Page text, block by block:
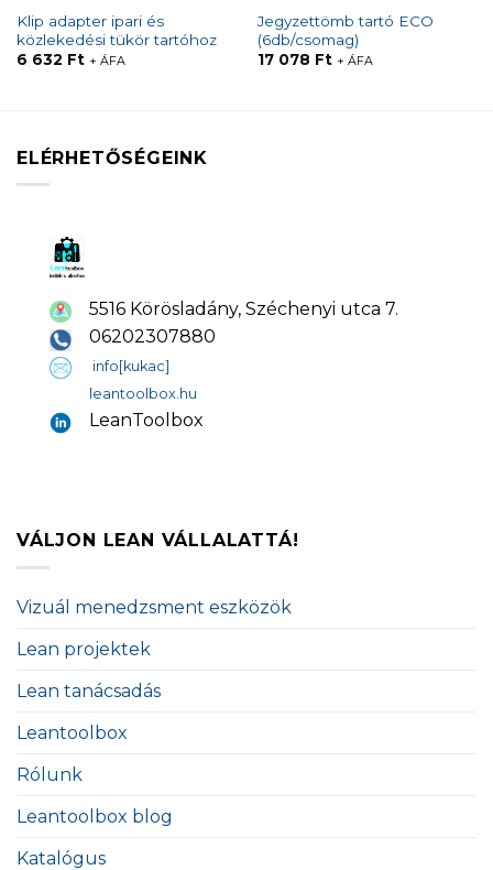
Klip adapter ipari és
közlekedési tükör tartóhoz
6 632 Ft + ÁFA
Jegyzettömb tartó ECO
(6db/csomag)
17 078 Ft + ÁFA
ELÉRHETŐSÉGEINK
5516 Körösladány, Széchenyi utca 7.
06202307880
info[kukac]
leantoolbox.hu
LeanToolbox
VÁLJON LEAN VÁLLALATTÁ!
Vizuál menedzsment eszközök
Lean projektek
Lean tanácsadás
Leantoolbox
Rólunk
Leantoolbox blog
Katalógus